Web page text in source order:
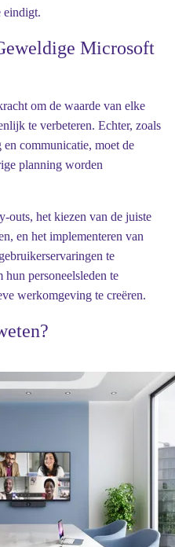
eindigt.
Microsoft
om de waarde van elke
te verbeteren. Echter, zoals
communicatie, moet de
planning worden
outs, het kiezen van de juiste
en het implementeren van
te
personeelsleden te
werkomgeving te creëren.